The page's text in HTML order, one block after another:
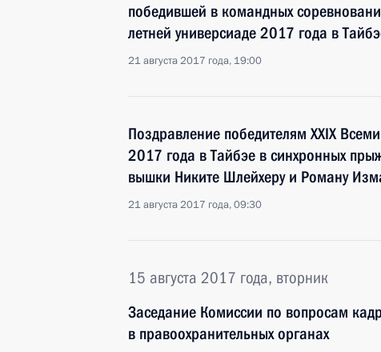
победившей в командных
летней универсиаде 2017 года в
21 августа 2017 года, 19:00
Поздравление победителям XXIX
2017 года в Тайбэе в синхронных
вышки Никите Шлейхеру и Роману
21 августа 2017 года, 09:30
15 августа 2017 года, вторник
Заседание Комиссии по вопросам
в правоохранительных органах